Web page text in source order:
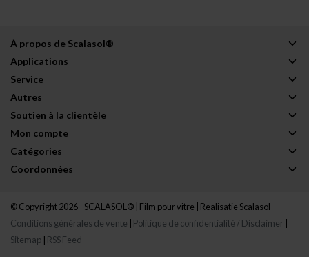
À propos de Scalasol®
Applications
Service
Autres
Soutien à la clientèle
Mon compte
Catégories
Coordonnées
© Copyright 2026 - SCALASOL® | Film pour vitre | Realisatie Scalasol
Conditions générales de vente
Politique de confidentialité / Disclaimer
Sitemap RSS Feed